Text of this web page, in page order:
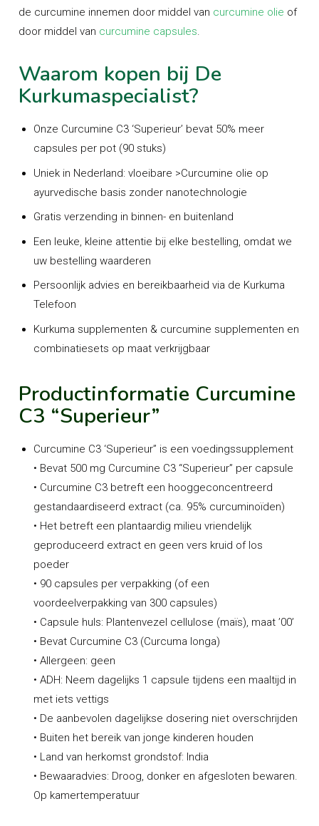
de curcumine innemen door middel van curcumine olie of
door middel van curcumine capsules
Waarom kopen bij De
Kurkumaspecialist?
Onze Curcumine C3 ‘Superieur’ bevat 50% meer
capsules per pot (90 stuks)
Uniek in Nederland: vloeibare >Curcumine olie op
ayurvedische basis zonder nanotechnologie
Gratis verzending in binnen- en buitenland
Een leuke, kleine attentie bij elke bestelling, omdat we
uw bestelling waarderen
Persoonlijk advies en bereikbaarheid via de Kurkuma
Telefoon
Kurkuma supplementen & curcumine supplementen en
combinatiesets op maat verkrijgbaar
Productinformatie Curcumine
C3 “Superieur”
Curcumine C3 ‘Superieur” is een voedingssupplement
• Bevat 500 mg Curcumine C3 “Superieur” per capsule
• Curcumine C3 betreft een hooggeconcentreerd
gestandaardiseerd extract (ca. 95% curcuminoïden)
• Het betreft een plantaardig milieu vriendelijk
geproduceerd extract en geen vers kruid of los
poeder
• 90 capsules per verpakking (of een
voordeelverpakking van 300 capsules)
• Capsule huls: Plantenvezel cellulose (maïs), maat ’00’
• Bevat Curcumine C3 (Curcuma longa)
• Allergeen: geen
• ADH: Neem dagelijks 1 capsule tijdens een maaltijd in
met iets vettigs
• De aanbevolen dagelijkse dosering niet overschrijden
• Buiten het bereik van jonge kinderen houden
• Land van herkomst grondstof: India
• Bewaaradvies: Droog, donker en afgesloten bewaren.
Op kamertemperatuur